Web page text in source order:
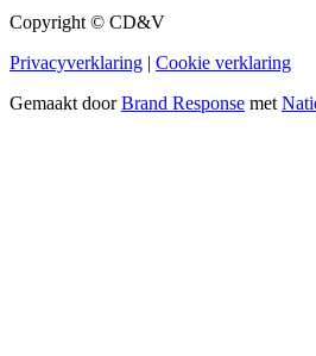
Copyright © CD&V
Privacyverklaring | Cookie verklaring
Gemaakt doorBrand Response met